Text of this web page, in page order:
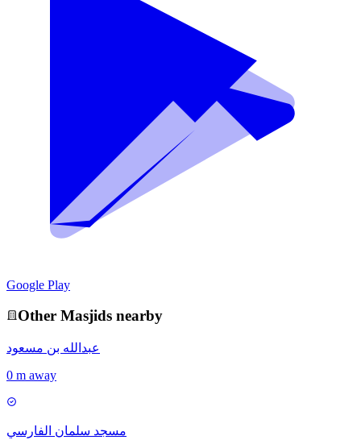
Google Play
Other Masjids nearby
عبدالله بن مسعود
0 m away
مسجد سلمان الفارسي